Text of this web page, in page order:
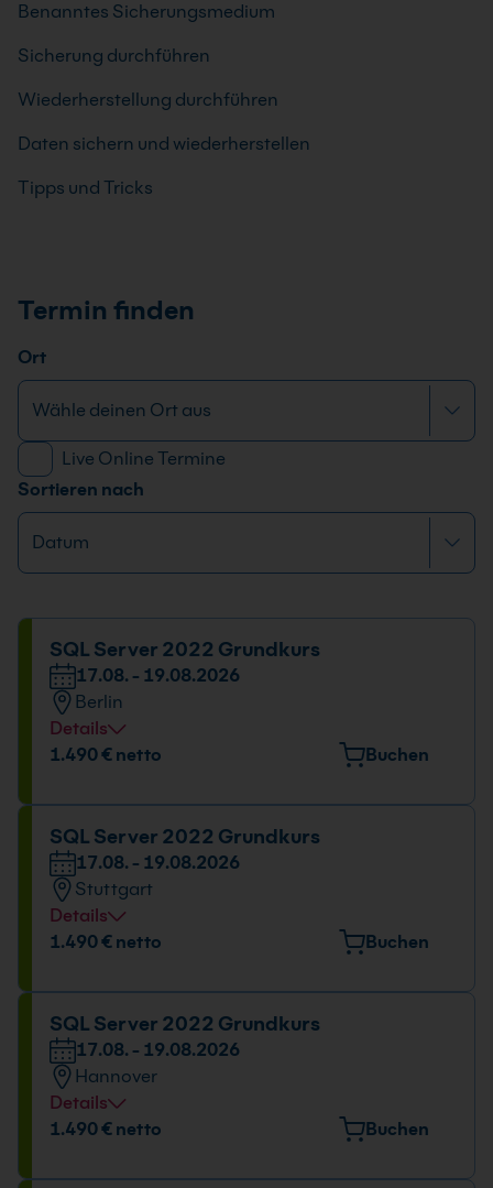
Benanntes Sicherungsmedium
Sicherung durchführen
Wiederherstellung durchführen
Daten sichern und wiederherstellen
Tipps und Tricks
Termin finden
Ort
Live Online Termine
Sortieren nach
SQL Server 2022 Grundkurs
17.08. - 19.08.2026
Berlin
Details
Veranstaltungsort
Datum und Uhrzeit
17.08. - 19.08.2026
09:00 - 16:00 Uhr
1.490 € netto Buchen
SQL Server 2022 Grundkurs
17.08. - 19.08.2026
Stuttgart
Details
Veranstaltungsort
Datum und Uhrzeit
17.08. - 19.08.2026
09:00 - 16:00 Uhr
1.490 € netto Buchen
SQL Server 2022 Grundkurs
17.08. - 19.08.2026
Hannover
Details
Veranstaltungsort
1.490 € netto Buchen